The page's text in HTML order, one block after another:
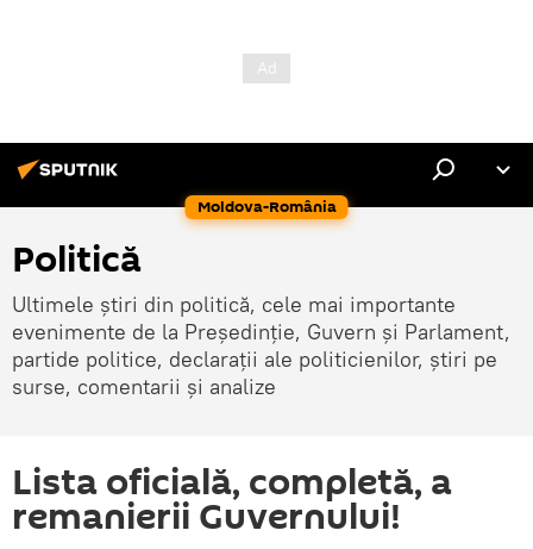
Moldova-România
Politică
Ultimele știri din politică, cele mai importante
evenimente de la Președinție, Guvern și Parlament,
partide politice, declarații ale politicienilor, știri pe
surse, comentarii și analize
Lista oficială, completă, a
remanierii Guvernului!